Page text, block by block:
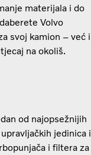
materijala i do
Volvo
svoj kamion – već i
na okoliš.
od najopsežnijih
jedinica i
i filtera za